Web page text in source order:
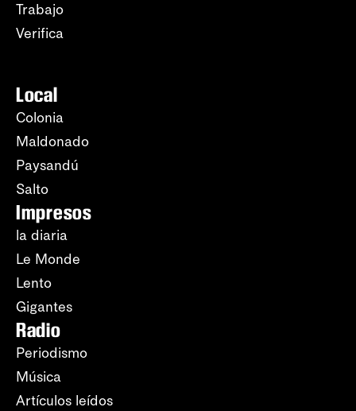
Trabajo
Verifica
Local
Colonia
Maldonado
Paysandú
Salto
Impresos
la diaria
Le Monde
Lento
Gigantes
Radio
Periodismo
Música
Artículos leídos